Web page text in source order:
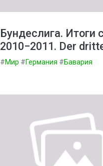
Бундеслига. Итоги
2010−2011. Der
#Мир #Германия #Бавария